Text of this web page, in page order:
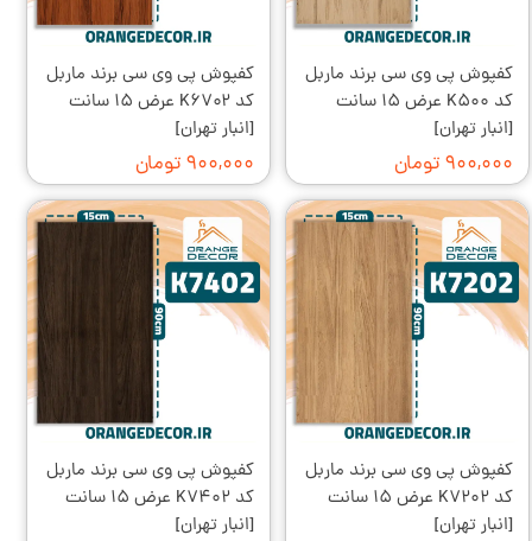
کفپوش پی وی سی برند ماربل
کد K۵۰۰ عرض ۱۵ سانت
[انبار تهران]
۹۰۰,۰۰۰ تومان
کفپوش پی وی سی برند ماربل
کد K۶۷۰۲ عرض ۱۵ سانت
[انبار تهران]
۹۰۰,۰۰۰ تومان
کفپوش پی وی سی برند ماربل
کد K۷۲۰۲ عرض ۱۵ سانت
[انبار تهران]
کفپوش پی وی سی برند ماربل
کد K۷۴۰۲ عرض ۱۵ سانت
[انبار تهران]